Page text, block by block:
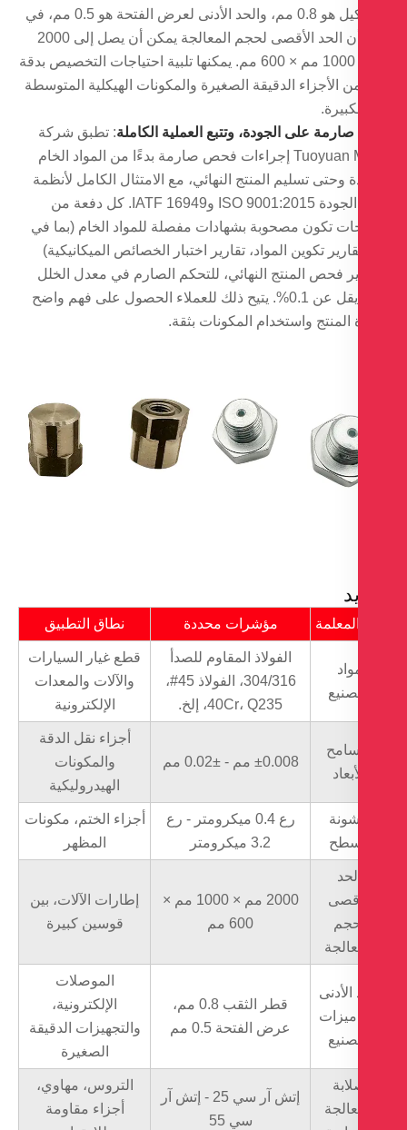
للتشكيل هو 0.8 مم، والحد الأدنى لعرض الفتحة هو 0.5 مم، في
حين أن الحد الأقصى لحجم المعالجة يمكن أن يصل إلى 2000
مم × 1000 مم × 600 مم. يمكنها تلبية احتياجات التخصيص بدقة
الأجزاء الدقيقة الصغيرة والمكونات الهيكلية المتوسطة
صارمة على الجودة، وتتبع العملية الكاملة: تطبق شركة
Tuoyuan Metal إجراءات فحص صارمة بدءًا من المواد الخام
وحتى تسليم المنتج النهائي، مع الامتثال الكامل لأنظمة
إدارة الجودة ISO 9001:2015 وIATF 16949. كل دفعة من
تكون مصحوبة بشهادات مفصلة للمواد الخام (بما في
تكوين المواد، تقارير اختبار الخصائص الميكانيكية)
فحص المنتج النهائي، للتحكم الصارم في معدل الخلل
الذي يقل عن 0.1%. يتيح ذلك للعملاء الحصول على فهم واضح
المنتج واستخدام المكونات بثقة.
مؤشرات محددة نطاق التطبيق
الفولاذ المقاوم للصدأ
304/316، الفولاذ 45#،
40Cr، Q235، إلخ.
قطع غيار السيارات
والآلات والمعدات
الإلكترونية
±0.008 مم - ±0.02 مم
أجزاء نقل الدقة
والمكونات
الهيدروليكية
رع 0.4 ميكرومتر - رع
أجزاء الختم، مكونات
2000 مم × 1000 مم ×
إطارات الآلات، بين
قوسين كبيرة
قطر الثقب 0.8 مم،
عرض الفتحة 0.5 مم
الموصلات
الإلكترونية،
والتجهيزات الدقيقة
إتش آر سي 25 - إتش آر
التروس، مهاوي،
أجزاء مقاومة